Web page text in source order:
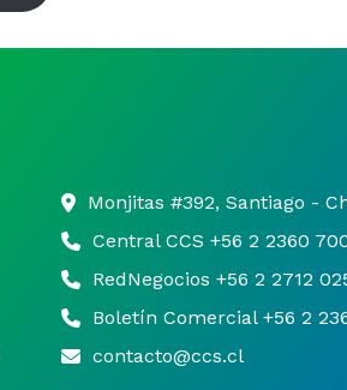
Monjitas #392, Santiago -
Central CCS +56 2 2360
RedNegocios +56 2 2712
Boletín Comercial +56 2
contacto@ccs.cl